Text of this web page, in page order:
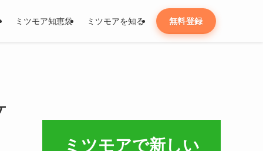
ミツモア知恵袋 ミツモアを知る 無料登録
ミツモアで新しい​